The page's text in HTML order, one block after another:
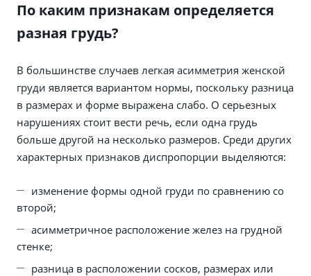
По каким признакам определяется
разная грудь?
В большинстве случаев легкая асимметрия женской
груди является вариантом нормы, поскольку разница
в размерах и форме выражена слабо. О серьезных
нарушениях стоит вести речь, если одна грудь
больше другой на несколько размеров. Среди других
характерных признаков диспропорции выделяются:
изменение формы одной груди по сравнению со
второй;
асимметричное расположение желез на грудной
стенке;
разница в расположении сосков, размерах или